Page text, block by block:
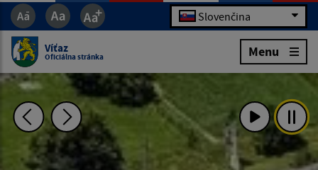
Slovenčina
Víťaz
Oficiálna stránka Menu